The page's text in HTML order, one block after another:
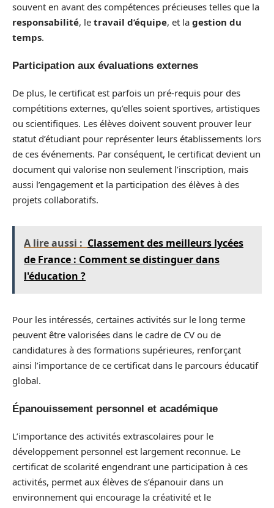
souvent en avant des compétences précieuses telles que la
responsabilité, le travail d’équipe, et la gestion du
temps.
Participation aux évaluations externes
De plus, le certificat est parfois un pré-requis pour des
compétitions externes, qu’elles soient sportives, artistiques
ou scientifiques. Les élèves doivent souvent prouver leur
statut d’étudiant pour représenter leurs établissements lors
de ces événements. Par conséquent, le certificat devient un
document qui valorise non seulement l’inscription, mais
aussi l’engagement et la participation des élèves à des
projets collaboratifs.
A lire aussi : Classement des meilleurs lycées
de France : Comment se distinguer dans
l'éducation ?
Pour les intéressés, certaines activités sur le long terme
peuvent être valorisées dans le cadre de CV ou de
candidatures à des formations supérieures, renforçant
ainsi l’importance de ce certificat dans le parcours éducatif
global.
Épanouissement personnel et académique
L’importance des activités extrascolaires pour le
développement personnel est largement reconnue. Le
certificat de scolarité engendrant une participation à ces
activités, permet aux élèves de s’épanouir dans un
environnement qui encourage la créativité et le